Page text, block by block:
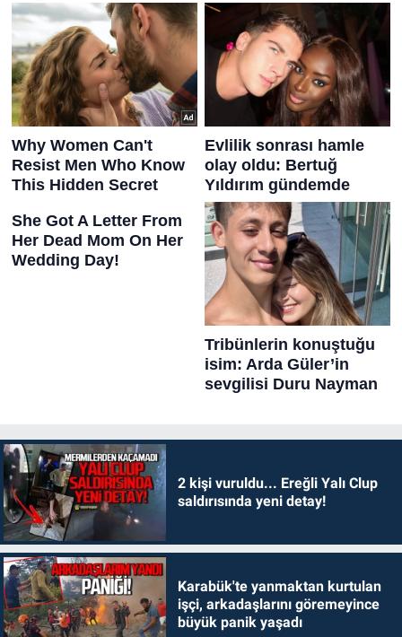
2 kişi vuruldu... Ereğli Yalı Clup
saldırısında yeni detay!
Karabük'te yanmaktan kurtulan
işçi, arkadaşlarını göremeyince
büyük panik yaşadı